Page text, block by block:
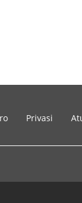
Privasi